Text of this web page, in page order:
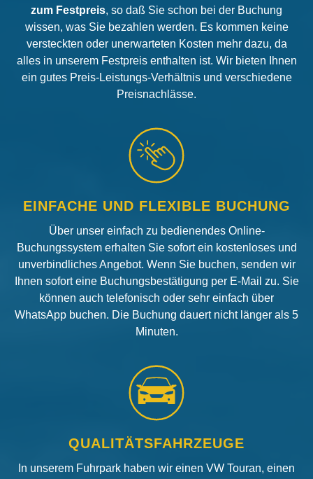
zum Festpreis, so daß Sie schon bei der Buchung
wissen, was Sie bezahlen werden. Es kommen keine
versteckten oder unerwarteten Kosten mehr dazu, da
alles in unserem Festpreis enthalten ist. Wir bieten Ihnen
ein gutes Preis-Leistungs-Verhältnis und verschiedene
Preisnachlässe.
EINFACHE UND FLEXIBLE BUCHUNG
Über unser einfach zu bedienendes Online-
Buchungssystem erhalten Sie sofort ein kostenloses und
unverbindliches Angebot. Wenn Sie buchen, senden wir
Ihnen sofort eine Buchungsbestätigung per E-Mail zu. Sie
können auch telefonisch oder sehr einfach über
WhatsApp buchen. Die Buchung dauert nicht länger als 5
Minuten.
QUALITÄTSFAHRZEUGE
In unserem Fuhrpark haben wir einen VW Touran, einen